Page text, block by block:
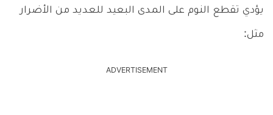
يؤدي تقطع النوم على المدى البعيد للعديد من الأضرار
مثل:
ADVERTISEMENT